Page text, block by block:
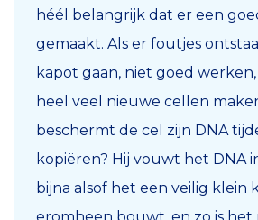
héél belangrijk dat er een
gemaakt. Als er foutjes
kapot gaan, niet goed werken,
heel veel nieuwe cellen
beschermt de cel zijn DNA
kopiëren? Hij vouwt het DNA
bijna alsof het een veilig klein